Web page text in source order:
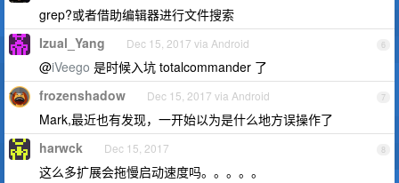
grep?或者借助编辑器进行文件搜索
6
Izual_Yang Dec 15, 2017 via Android
@iVeego 是时候入坑 totalcommander 了
7
frozenshadow Dec 15, 2017 via Android
Mark,最近也有发现，一开始以为是什么地方误操作了
8
harwck Dec 15, 2017
这么多扩展会拖慢启动速度吗。。。。。